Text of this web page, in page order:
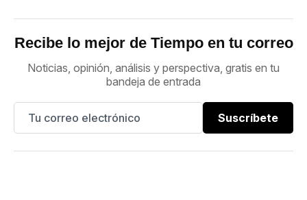
Recibe lo mejor de Tiempo en tu correo
Noticias, opinión, análisis y perspectiva, gratis en tu
bandeja de entrada
Suscríbete